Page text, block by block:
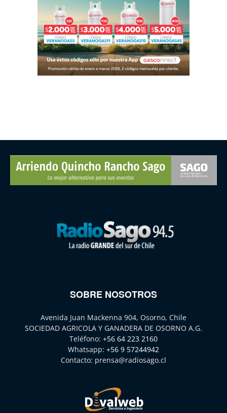
SOBRE NOSOTROS
Avenida Juan Mackenna 904, Osorno, Chile
SOCIEDAD AGRICOLA Y GANADERA DE OSORNO A.G.
Teléfono: +56 64 223 2160
Whatsapp: +56 9 57244942
Contacto: prensa@radiosago.cl